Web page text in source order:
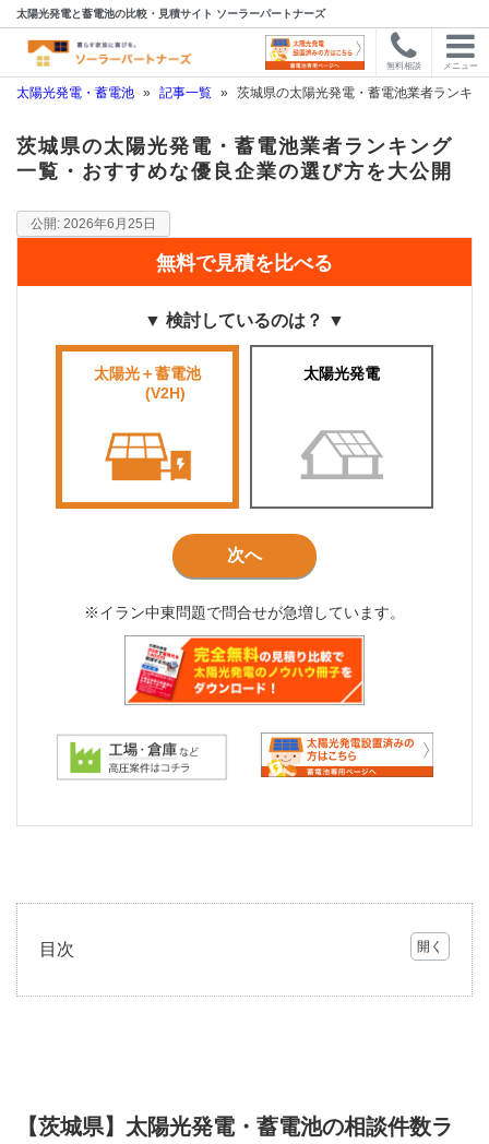
太陽光発電と蓄電池の比較・見積サイト ソーラーパートナーズ
無料相談 メニュー
太陽光発電・蓄電池 » 記事一覧 » 茨城県の太陽光発電・蓄電池業者ランキ
茨城県の太陽光発電・蓄電池業者ランキング
一覧・おすすめな優良企業の選び方を大公開
2026年6月25日
無料で見積を比べる
▼ 検討しているのは？ ▼
太陽光＋蓄電池
(V2H)
太陽光発電
次へ
※イラン中東問題で問合せが急増しています。
目次
【茨
蓄電
【茨城県】太陽光発電・蓄電池の相談件数ラ